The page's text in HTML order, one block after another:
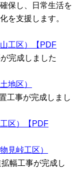
保し、日常生活を
を支援します。
工区）【PDF
完成しました
地区）
工事が完成しまし
区）【PDF
見峠工区）
幅工事が完成し